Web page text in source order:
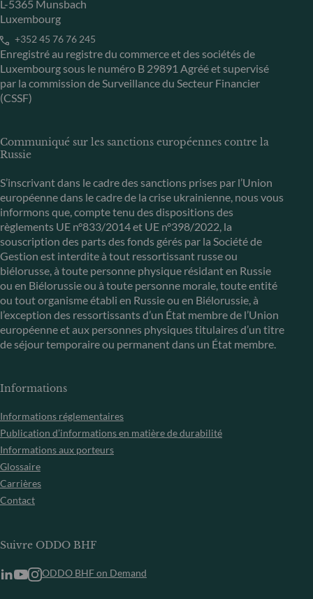
L-5365 Munsbach
Luxembourg
+352 45 76 76 245
Enregistré au registre du commerce et des sociétés de
Luxembourg sous le numéro B 29891 Agréé et supervisé
par la commission de Surveillance du Secteur Financier
(CSSF)
Communiqué sur les sanctions européennes contre la
Russie
S’inscrivant dans le cadre des sanctions prises par l’Union
européenne dans le cadre de la crise ukrainienne, nous vous
informons que, compte tenu des dispositions des
règlements UE n°833/2014 et UE n°398/2022, la
souscription des parts des fonds gérés par la Société de
Gestion est interdite à tout ressortissant russe ou
biélorusse, à toute personne physique résidant en Russie
ou en Biélorussie ou à toute personne morale, toute entité
ou tout organisme établi en Russie ou en Biélorussie, à
l’exception des ressortissants d’un État membre de l’Union
européenne et aux personnes physiques titulaires d’un titre
de séjour temporaire ou permanent dans un État membre.
Informations
Informations réglementaires
Publication d’informations en matière de durabilité
Informations aux porteurs
Glossaire
Carrières
Contact
Suivre ODDO BHF
ODDO BHF on Demand